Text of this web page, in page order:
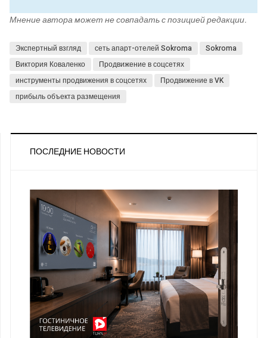
Мнение автора может не совпадать с позицией редакции.
Экспертный взгляд сеть апарт-отелей Sokroma
Sokroma
Виктория Коваленко
Продвижение в соцсетях
инструменты продвижения в соцсетях
Продвижение в VK
прибыль объекта размещения
ПОСЛЕДНИЕ НОВОСТИ